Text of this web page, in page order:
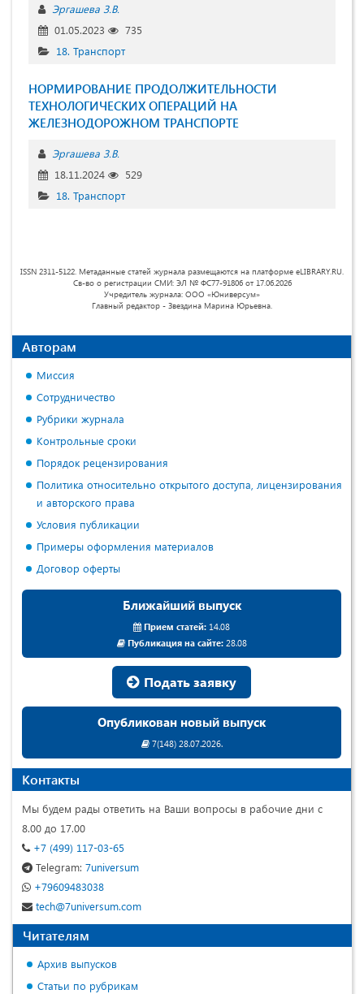
Эргашева З.В.
01.05.2023
735
18. Транспорт
НОРМИРОВАНИЕ ПРОДОЛЖИТЕЛЬНОСТИ
ТЕХНОЛОГИЧЕСКИХ ОПЕРАЦИЙ НА
ЖЕЛЕЗНОДОРОЖНОМ ТРАНСПОРТЕ
Эргашева З.В.
18.11.2024
529
18. Транспорт
ISSN 2311-5122. Метаданные статей журнала размещаются на платформе eLIBRARY.RU.
Св-во о регистрации СМИ: ЭЛ № ФС77-91806 от 17.06.2026
Учредитель журнала: ООО «Юниверсум»
Главный редактор - Звездина Марина Юрьевна.
Авторам
Миссия
Сотрудничество
Рубрики журнала
Контрольные сроки
Порядок рецензирования
Политика относительно открытого доступа, лицензирования
и авторского права
Условия публикации
Примеры оформления материалов
Договор оферты
Ближайший выпуск
Прием статей: 14.08
Публикация на сайте:28.08
Подать заявку
Опубликован новый выпуск
7(148) 28.07.2026.
Контакты
Мы будем рады ответить на Ваши вопросы в рабочие дни с
8.00 до 17.00
+7 (499) 117-03-65
Telegram: 7universum
+79609483038
tech@7universum.com
Читателям
Архив выпусков
Статьи по рубрикам